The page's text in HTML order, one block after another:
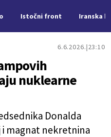
Istočni front Iranska
6.6.2026. 23:10
nuklearne
Donalda
magnat nekretnina